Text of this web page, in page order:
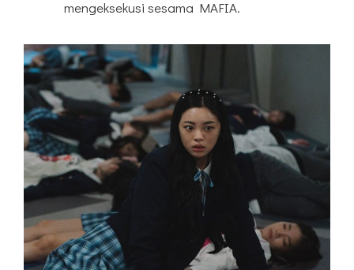
mengeksekusi sesama MAFIA.